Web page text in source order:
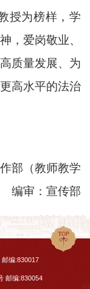
授为榜样，学
，爱岗敬业、
质量发展、为
高水平的法治
部（教师教学
编审：宣传部
编:830017
邮编:830054